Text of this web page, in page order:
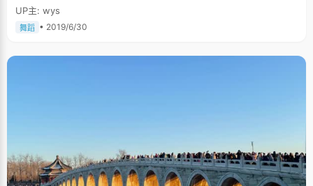
UP主: wys
舞蹈 • 2019/6/30